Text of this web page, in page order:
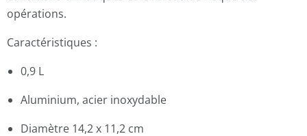
opérations.
Caractéristiques :
0,9 L
Aluminium, acier inoxydable
Diamètre 14,2 x 11,2 cm